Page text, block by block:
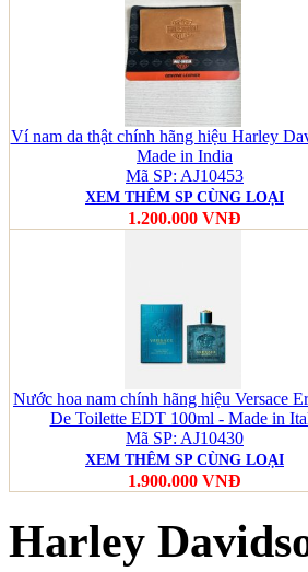
Ví nam da thật chính hãng hiệu Harley
Made in India
Mã SP: AJ10453
XEM THÊM SP CÙNG LOẠI
1.200.000 VNĐ
Nước hoa nam chính hãng hiệu Versace
De Toilette EDT 100ml - Made in
Mã SP: AJ10430
XEM THÊM SP CÙNG LOẠI
1.900.000 VNĐ
Harley